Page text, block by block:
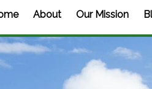
About Our Mission